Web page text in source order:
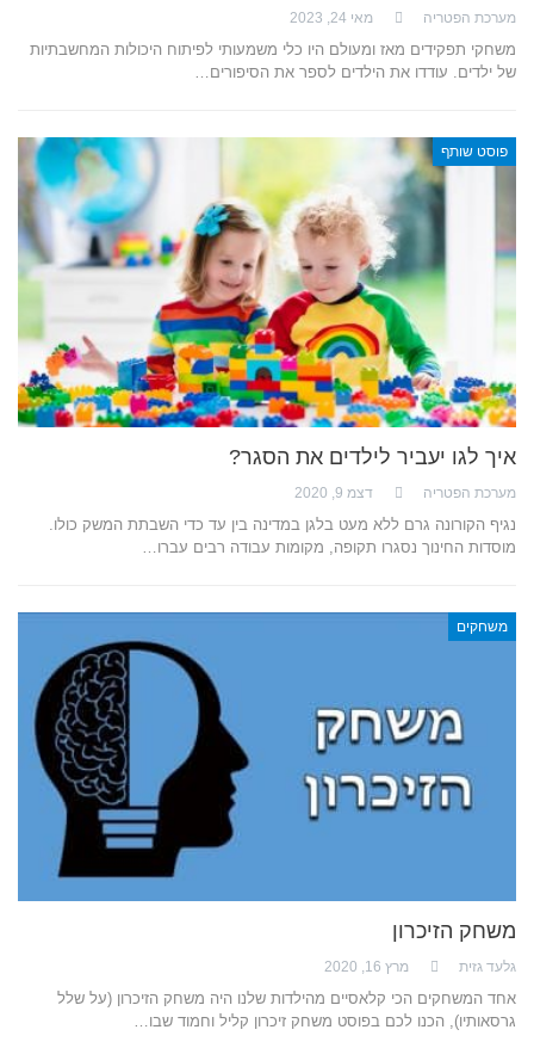
מערכת הפטריה מאי 24, 2023
משחקי תפקידים מאז ומעולם היו כלי משמעותי לפיתוח היכולות המחשבתיות
של ילדים. עודדו את הילדים לספר את הסיפורים…
פוסט שותף
איך לגו יעביר לילדים את הסגר?
מערכת הפטריה דצמ 9, 2020
נגיף הקורונה גרם ללא מעט בלגן במדינה בין עד כדי השבתת המשק כולו.
מוסדות החינוך נסגרו תקופה, מקומות עבודה רבים עברו…
משחקים
משחק הזיכרון
גלעד גזית מרץ 16, 2020
אחד המשחקים הכי קלאסיים מהילדות שלנו היה משחק הזיכרון (על שלל
גרסאותיו), הכנו לכם בפוסט משחק זיכרון קליל וחמוד שבו…